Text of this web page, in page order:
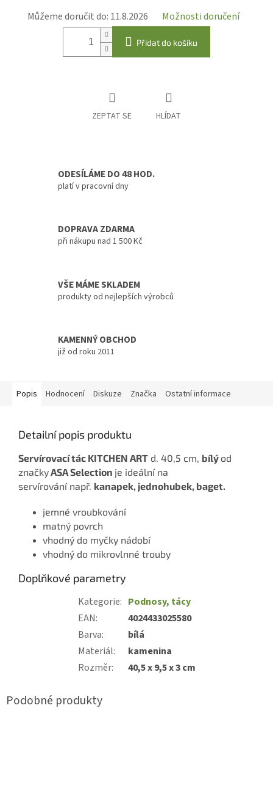
Můžeme doručit do: 11.8.2026 Možnosti doručení
Přidat do košíku
ZEPTAT SE HLÍDAT
ODESÍLÁME DO 48 HOD.
platí v pracovní dny
DOPRAVA ZDARMA
při nákupu nad 1 500 Kč
VŠE MÁME SKLADEM
produkty od nejlepších výrobců
KAMENNÝ OBCHOD
již od roku 2011
Popis Hodnocení Diskuze Značka Ostatní informace
Detailní popis produktu
Servírovací tác KITCHEN ART d. 40,5 cm, bílý od
značkyASA Selection je ideální na
servírování např. kanapek, jednohubek, baget.
jemné vroubkování
matný povrch
vhodný do myčky nádobí
vhodný do mikrovlnné trouby
Doplňkové parametry
Kategorie: Podnosy, tácy
EAN:
4024433025580
Barva:
bílá
Materiál:
kamenina
Rozměr: 40,5 x 9,5 x 3 cm